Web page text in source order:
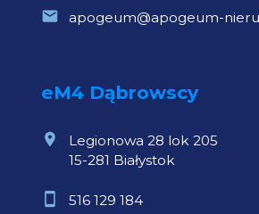
apogeum@apogeum-
eM4 Dąbrowscy
Legionowa 28 lok 205
15-281 Białystok
516 129 184